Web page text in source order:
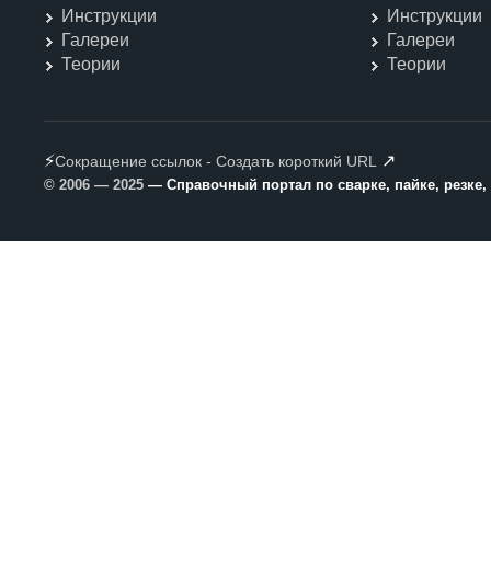
Инструкции
Галереи
Теории
Инструкции
Галереи
Теории
⚡Сокращение ссылок - Создать короткий URL ↗
© 2006 — 2025 — Справочный портал по сварке, пайке,